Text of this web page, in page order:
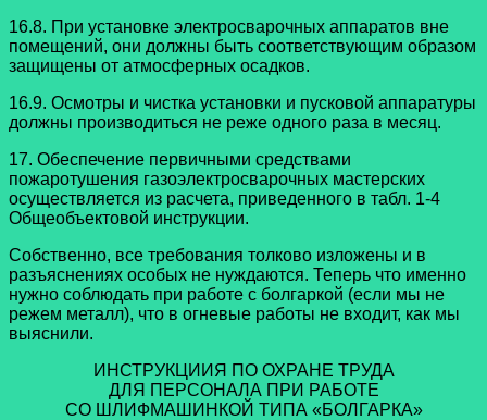
16.8. При установке электросварочных аппаратов вне
помещений, они должны быть соответствующим образом
защищены от атмосферных осадков.
16.9. Осмотры и чистка установки и пусковой аппаратуры
должны производиться не реже одного раза в месяц.
17. Обеспечение первичными средствами
пожаротушения газоэлектросварочных мастерских
осуществляется из расчета, приведенного в табл. 1-4
Общеобъектовой инструкции.
Собственно, все требования толково изложены и в
разъяснениях особых не нуждаются. Теперь что именно
нужно соблюдать при работе с болгаркой (если мы не
режем металл), что в огневые работы не входит, как мы
выяснили.
ИНСТРУКЦИИЯ ПО ОХРАНЕ ТРУДА
ДЛЯ ПЕРСОНАЛА ПРИ РАБОТЕ
СО ШЛИФМАШИНКОЙ ТИПА «БОЛГАРКА»